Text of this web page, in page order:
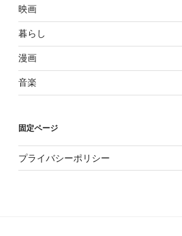
映画
暮らし
漫画
音楽
固定ページ
プライバシーポリシー